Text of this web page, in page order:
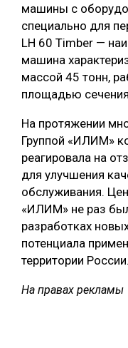
машины с
специально для
LH 60 Timber —
машина
массой 45 тонн,
площадью
На протяжении
Группой «ИЛИМ»
реагировала на
для улучшения
обслуживания.
«ИЛИМ» не раз
разработках
потенциала
территории России.
На правах рекламы